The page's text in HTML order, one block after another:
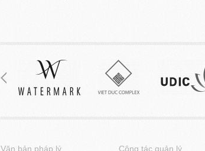
Văn bản pháp lý Công tác quản lý